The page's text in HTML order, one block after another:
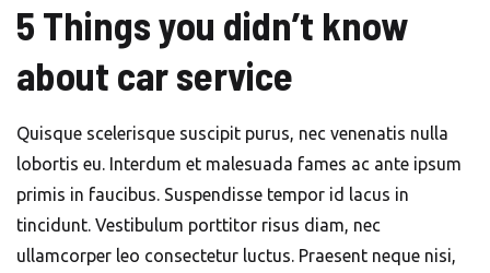
5 Things you didn’t know
about car service
Quisque scelerisque suscipit purus, nec venenatis nulla
lobortis eu. Interdum et malesuada fames ac ante ipsum
primis in faucibus. Suspendisse tempor id lacus in
tincidunt. Vestibulum porttitor risus diam, nec
ullamcorper leo consectetur luctus. Praesent neque nisi,